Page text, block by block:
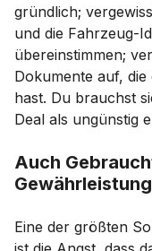
gründlich;
und die Fahrzeug-
übereinstimmen;
Dokumente auf,
hast. Du brauchst
Deal als ungünstig
Auch
Gewährleistung
Eine der größten